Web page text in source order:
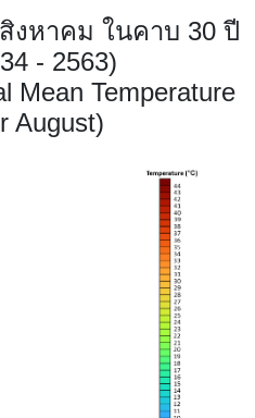
งหาคม ในคาบ 30 ปี
- 2563)
Mean Temperature
August)